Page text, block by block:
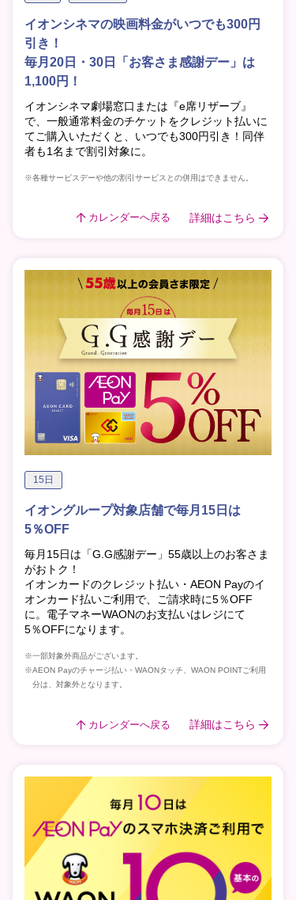
イオンシネマの映画料金がいつでも300円
引き！
毎月20日・30日「お客さま感謝デー」は
1,100円！
イオンシネマ劇場窓口または『e席リザーブ』
で、一般通常料金のチケットをクレジット払いに
てご購入いただくと、いつでも300円引き！同伴
者も1名まで割引対象に。
※各種サービスデーや他の割引サービスとの併用はできません。
カレンダーへ戻る 詳細はこちら
15日
イオングループ対象店舗で毎月15日は
5％OFF
毎月15日は「G.G感謝デー」55歳以上のお客さま
がおトク！
イオンカードのクレジット払い・AEON Payのイ
オンカード払いご利用で、ご請求時に5％OFF
に。電子マネーWAONのお支払いはレジにて
5％OFFになります。
※一部対象外商品がございます。
※AEON Payのチャージ払い・WAONタッチ、WAON POINTご利用
分は、対象外となります。
カレンダーへ戻る 詳細はこちら